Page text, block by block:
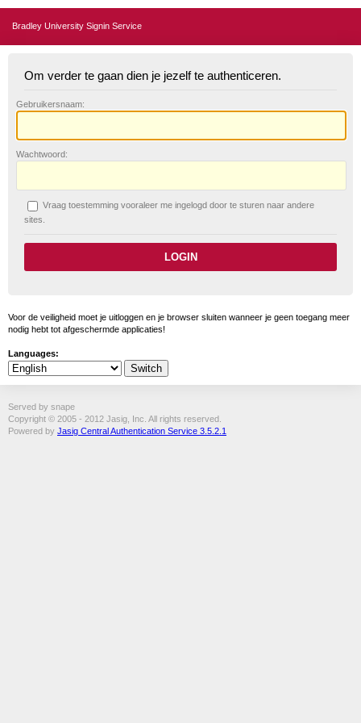
Bradley University Signin Service
Om verder te gaan dien je jezelf te authenticeren.
Gebruikersnaam:
Wachtwoord:
Vraag toestemming vooraleer me ingelogd door te sturen naar andere
sites.
Voor de veiligheid moet je uitloggen en je browser sluiten wanneer je geen toegang meer
nodig hebt tot afgeschermde applicaties!
Languages:
Served by snape
Copyright © 2005 - 2012 Jasig, Inc. All rights reserved.
Powered by Jasig Central Authentication Service 3.5.2.1